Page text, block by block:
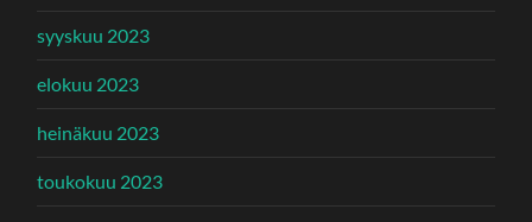
syyskuu 2023
elokuu 2023
heinäkuu 2023
toukokuu 2023